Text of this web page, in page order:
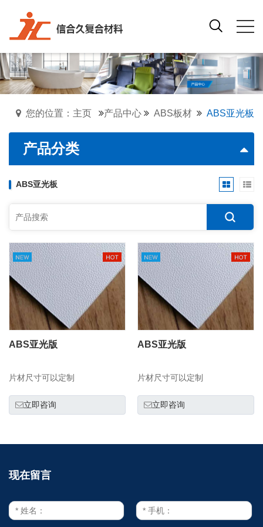
您的位置：主页 产品中心 ABS板材 ABS亚光板
产品分类
ABS亚光板
ABS亚光版
片材尺寸可以定制
立即咨询
ABS亚光版
片材尺寸可以定制
立即咨询
现在留言